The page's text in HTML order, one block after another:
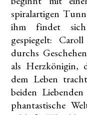
spiralartigen
ihm findet sich
gespiegelt:
durchs
als Herzkönigin,
dem Leben
beiden
phantastische